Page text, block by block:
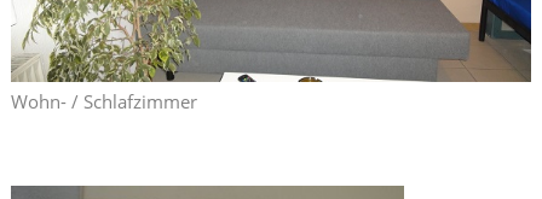
Wohn- / Schlafzimmer